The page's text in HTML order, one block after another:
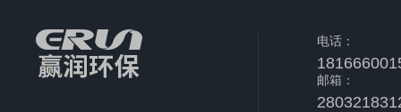
电话：
邮箱：